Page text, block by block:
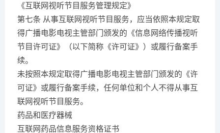
《互联网视听节目服务管理规定》
第七条 从事互联网视听节目服务，应当依照本规定取
得广播电影电视主管部门颁发的《信息网络传播视听
节目许可证》（以下简称《许可证》）或履行备案手
续。
未按照本规定取得广播电影电视主管部门颁发的《许
可证》或履行备案手续，任何单位和个人不得从事互
联网视听节目服务。
药品和医疗器械
互联网药品信息服务资格证书